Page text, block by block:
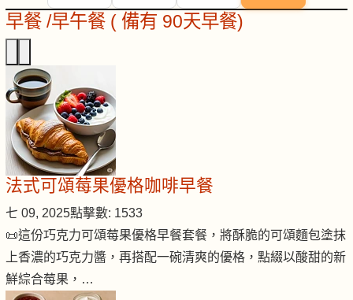
早餐 /早午餐 ( 備有 90天早餐)
法式可頌莓果優格咖啡早餐
七 09, 2025點擊數: 1533
📜這份巧克力可頌莓果優格早餐套餐，將酥脆的可頌麵包塗抹
上香濃的巧克力醬，再搭配一碗清爽的優格，點綴以酸甜的新
鮮綜合莓果，…